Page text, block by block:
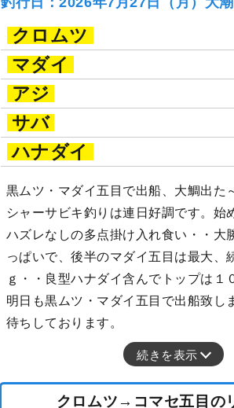
クロムツ
マダイ
アジ
サバ
ハナダイ
黒ムツ・マダイ五目で出船、大鯛出た
シャーサビキ釣りは連日好調です。始
ハズレなしの多点掛け入れ食い・・大
っぱいで、後半のマダイ五目は最大、
ｇ・・良型ハナダイ含んでトップは１
明日も黒ムツ・マダイ五目で出船致し
待ちしております。
続きを表示